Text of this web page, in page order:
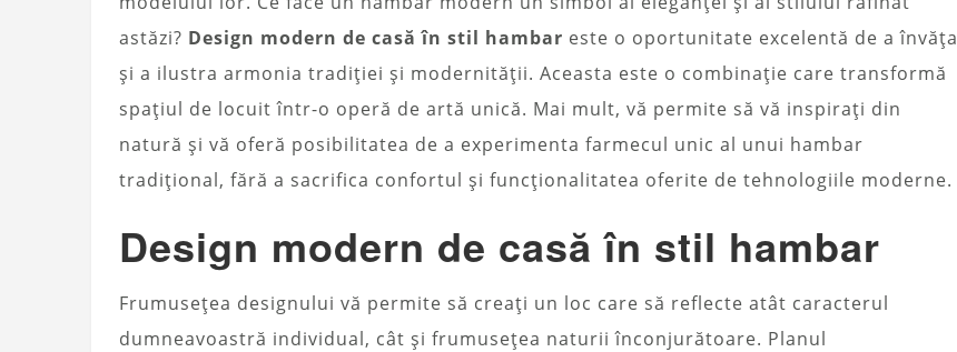
astăzi? Design modern de casă în stil hambar este o oportunitate excelentă de a învăța
și a ilustra armonia tradiției și modernității. Aceasta este o combinație care transformă
spațiul de locuit într-o operă de artă unică. Mai mult, vă permite să vă inspirați din
natură și vă oferă posibilitatea de a experimenta farmecul unic al unui hambar
tradițional, fără a sacrifica confortul și funcționalitatea oferite de tehnologiile moderne.
Design modern de casă în stil hambar
Frumusețea designului vă permite să creați un loc care să reflecte atât caracterul
dumneavoastră individual, cât și frumusețea naturii înconjurătoare. Planul